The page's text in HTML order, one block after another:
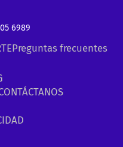
6989
Preguntas frecuentes